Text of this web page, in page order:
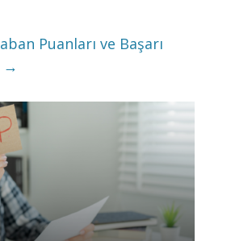
Puanları ve Başarı
→